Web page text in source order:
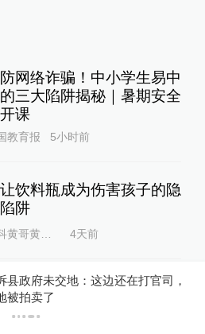
网络诈骗！中小学生易中
三大陷阱揭秘｜暑期安全
课
教育报 5小时前
饮料瓶成为伤害孩子的隐
阱
儿科黄哥黄医生 4天前
家张寿武：AI的问题不是
用的问题，而是怎么用、
，
数学家张寿武：AI